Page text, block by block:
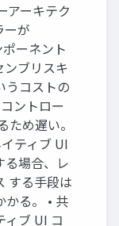
アーキテク
ーが
ーネント
ンブリスキ
うコストの
ントロー
め遅い。
ティブ UI
る場合、レ
する手段は
る。 • 共
ィブ UI コ